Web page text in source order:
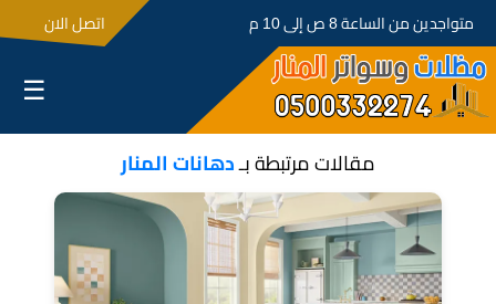
متواجدين من الساعة 8 ص إلى 10 م اتصل الان
☰
مقالات مرتبطة بـدهانات المنار